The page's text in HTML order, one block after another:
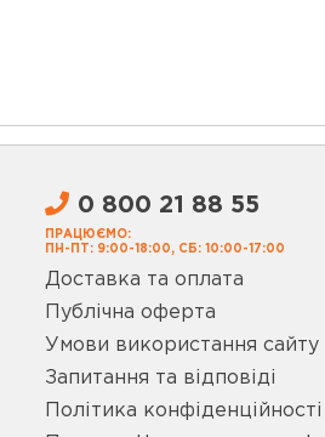
0 800 21 88 55
ПРАЦЮЄМО:
ПН-ПТ: 9:00-18:00, СБ: 10:00-17:00
Доставка та оплата
Публічна оферта
Умови використання сайту
Запитання та відповіді
Політика конфіденційності